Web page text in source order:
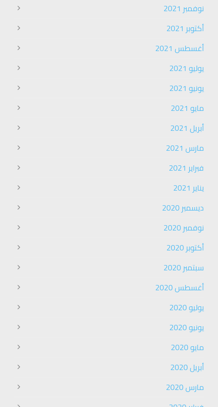
نوفمبر 2021
أكتوبر 2021
أغسطس 2021
يوليو 2021
يونيو 2021
مايو 2021
أبريل 2021
مارس 2021
فبراير 2021
يناير 2021
ديسمبر 2020
نوفمبر 2020
أكتوبر 2020
سبتمبر 2020
أغسطس 2020
يوليو 2020
يونيو 2020
مايو 2020
أبريل 2020
مارس 2020